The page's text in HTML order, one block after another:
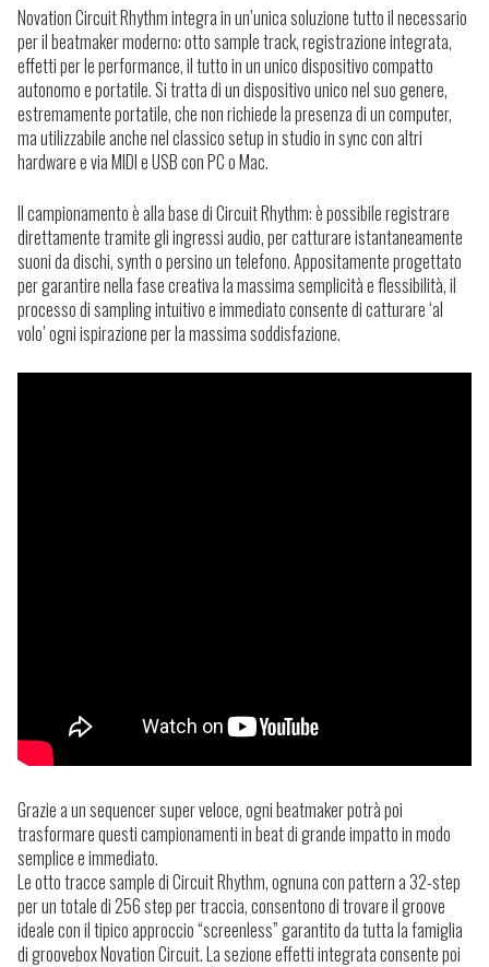
Novation Circuit Rhythm integra in un’unica soluzione tutto il necessario
per il beatmaker moderno: otto sample track, registrazione integrata,
effetti per le performance, il tutto in un unico dispositivo compatto
autonomo e portatile. Si tratta di un dispositivo unico nel suo genere,
estremamente portatile, che non richiede la presenza di un computer,
ma utilizzabile anche nel classico setup in studio in sync con altri
hardware e via MIDI e USB con PC o Mac.
Il campionamento è alla base di Circuit Rhythm: è possibile registrare
direttamente tramite gli ingressi audio, per catturare istantaneamente
suoni da dischi, synth o persino un telefono. Appositamente progettato
per garantire nella fase creativa la massima semplicità e flessibilità, il
processo di sampling intuitivo e immediato consente di catturare ‘al
volo’ ogni ispirazione per la massima soddisfazione.
Grazie a un sequencer super veloce, ogni beatmaker potrà poi
trasformare questi campionamenti in beat di grande impatto in modo
semplice e immediato.
Le otto tracce sample di Circuit Rhythm, ognuna con pattern a 32-step
per un totale di 256 step per traccia, consentono di trovare il groove
ideale con il tipico approccio “screenless” garantito da tutta la famiglia
di groovebox Novation Circuit. La sezione effetti integrata consente poi